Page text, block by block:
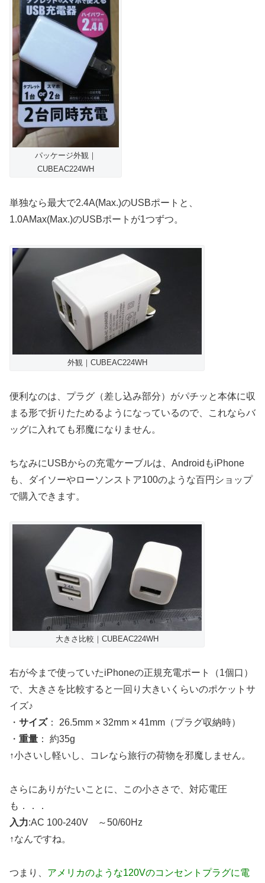
パッケージ外観｜
CUBEAC224WH
単独なら最大で2.4A(Max.)のUSBポートと、
1.0AMax(Max.)のUSBポートが1つずつ。
外観｜CUBEAC224WH
便利なのは、プラグ（差し込み部分）がパチッと本体に収
まる形で折りたためるようになっているので、これならバ
ッグに入れても邪魔になりません。
ちなみにUSBからの充電ケーブルは、AndroidもiPhone
も、ダイソーやローソンストア100のような百円ショップ
で購入できます。
大きさ比較｜CUBEAC224WH
右が今まで使っていたiPhoneの正規充電ポート（1個口）
で、大きさを比較すると一回り大きいくらいのポケットサ
イズ♪
・ サイズ： 26.5mm × 32mm × 41mm（プラグ収納時）
・ 重量 ： 約35g
↑小さいし軽いし、コレなら旅行の荷物を邪魔しません。
さらにありがたいことに、この小ささで、対応電圧
も．．．
入力:AC 100-240V ～50/60Hz
↑なんですね。
つまり、 アメリカのような120Vのコンセントプラグに電